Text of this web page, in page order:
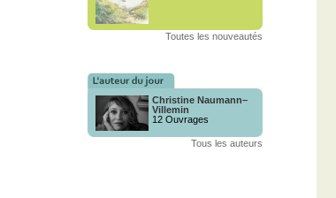
Toutes les nouveautés
Christine Naumann–
Villemin
12 Ouvrages
Tous les auteurs